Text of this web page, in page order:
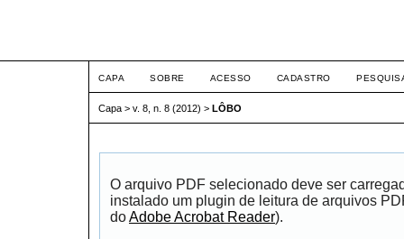
CAPA SOBRE ACESSO CADASTRO
Capa > v. 8, n. 8 (2012) > LÔBO
O arquivo PDF selecionado deve ser
instalado um plugin de leitura de arquivos
doAdobe Acrobat Reader).